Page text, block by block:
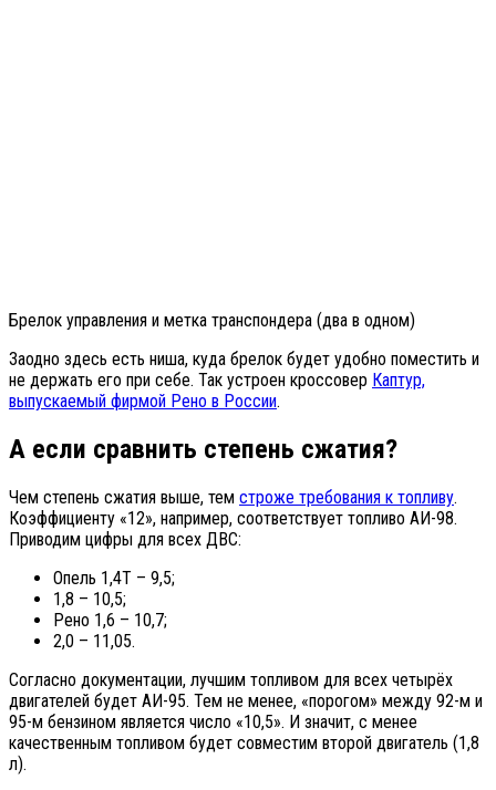
Брелок управления и метка транспондера (два в одном)
Заодно здесь есть ниша, куда брелок будет удобно поместить и
не держать его при себе. Так устроен кроссовер Каптур,
выпускаемый фирмой Рено в России.
А если сравнить степень сжатия?
Чем степень сжатия выше, тем строже требования к топливу.
Коэффициенту «12», например, соответствует топливо АИ-98.
Приводим цифры для всех ДВС:
Опель 1,4Т – 9,5;
1,8 – 10,5;
Рено 1,6 – 10,7;
2,0 – 11,05.
Согласно документации, лучшим топливом для всех четырёх
двигателей будет АИ-95. Тем не менее, «порогом» между 92-м и
95-м бензином является число «10,5». И значит, с менее
качественным топливом будет совместим второй двигатель (1,8
л).